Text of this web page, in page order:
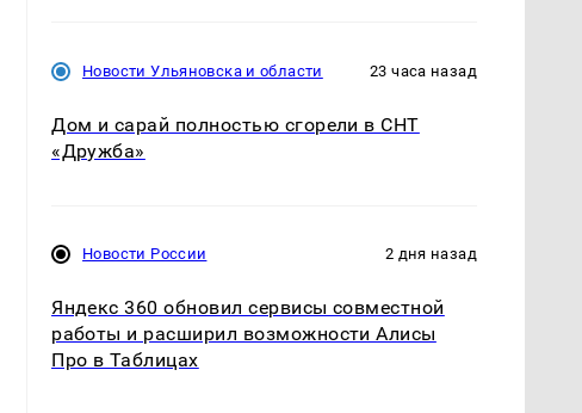
Новости Ульяновска и области 23 часа назад
Дом и сарай полностью сгорели в СНТ
«Дружба»
Новости России 2 дня назад
Яндекс 360 обновил сервисы совместной
работы и расширил возможности Алисы
Про в Таблицах